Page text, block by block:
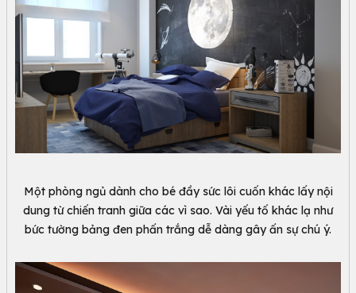
Một phòng ngủ dành cho bé đầy sức lôi cuốn khác lấy nội
dung từ chiến tranh giữa các vì sao. Vài yếu tố khác lạ như
bức tường bảng đen phấn trắng dễ dàng gây ấn sự chú ý.